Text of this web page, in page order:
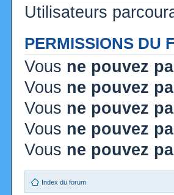
Utilisateurs
PERMISSIONS DU
Vous ne pouvez
Vous ne pouvez
Vous ne pouvez
Vous ne pouvez
Vous ne pouvez
Index du forum